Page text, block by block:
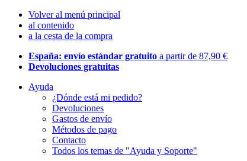
Volver al menú principal
al contenido
a la cesta de la compra
España: envío estándar gratuito a partir de 87,90 €
Devoluciones gratuitas
Ayuda
¿Dónde está mi pedido?
Devoluciones
Gastos de envío
Métodos de pago
Contacto
Todos los temas de "Ayuda y Soporte"